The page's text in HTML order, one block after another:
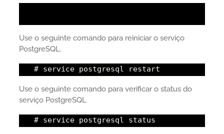
Use o seguinte comando para reiniciar o serviço
PostgreSQL.
# service postgresql restart
Use o seguinte comando para verificar o status do
serviço PostgreSQL
# service postgresql status